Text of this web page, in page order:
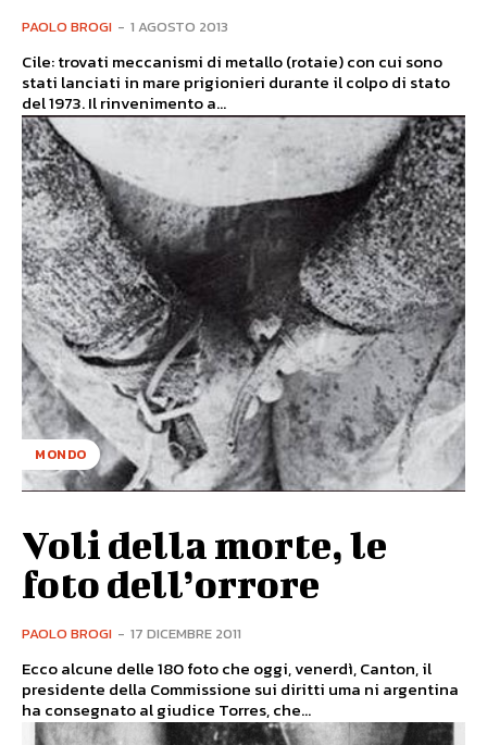
PAOLO BROGI - 1 AGOSTO 2013
Cile: trovati meccanismi di metallo (rotaie) con cui sono
stati lanciati in mare prigionieri durante il colpo di stato
del 1973. Il rinvenimento a...
MONDO
Voli della morte, le
foto dell’orrore
PAOLO BROGI - 17 DICEMBRE 2011
Ecco alcune delle 180 foto che oggi, venerdì, Canton, il
presidente della Commissione sui diritti uma ni argentina
ha consegnato al giudice Torres, che...